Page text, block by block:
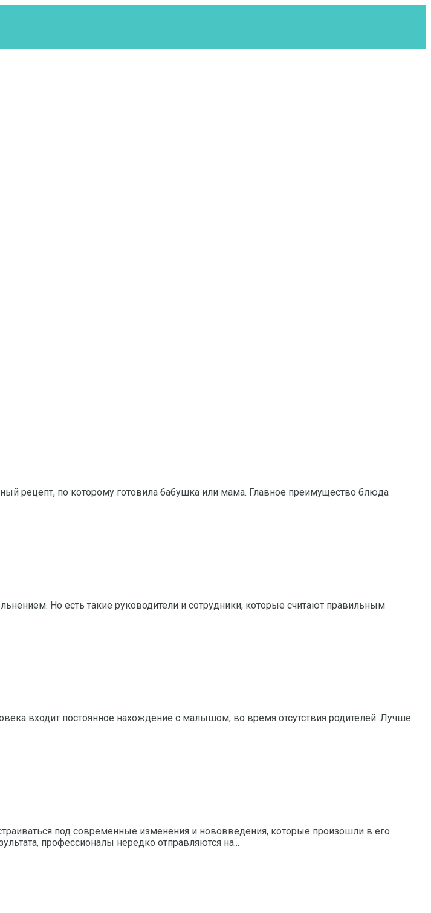
рецепт, по которому готовила бабушка или мама. Главное преимущество блюда
Но есть такие руководители и сотрудники, которые считают правильным
входит постоянное нахождение с малышом, во время отсутствия родителей. Лучше
под современные изменения и нововведения, которые произошли в его
профессионалы нередко отправляются на...